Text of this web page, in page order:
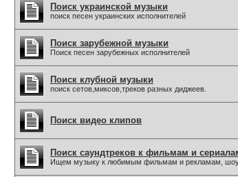
Поиск украинской музыки
поиск песен украинских исполнителей
Поиск зарубежной музыки
Поиск песен зарубежных исполнителей
Поиск клубной музыки
поиск сетов,миксов,треков разных диджеев.
Поиск видео клипов
Поиск саундтреков к фильмам и
Ищем музыку к любимым фильмам и рекламам, шоу